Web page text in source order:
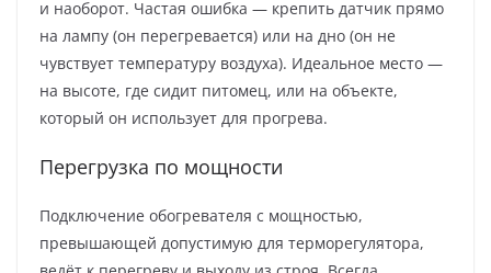
и наоборот. Частая ошибка — крепить датчик прямо
на лампу (он перегревается) или на дно (он не
чувствует температуру воздуха). Идеальное место —
на высоте, где сидит питомец, или на объекте,
который он использует для прогрева.
Перегрузка по мощности
Подключение обогревателя с мощностью,
превышающей допустимую для терморегулятора,